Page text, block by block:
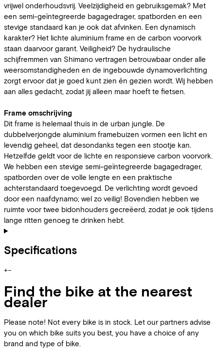
vrijwel onderhoudsvrij. Veelzijdigheid en gebruiksgemak? Met
een semi-geïntegreerde bagagedrager, spatborden en een
stevige standaard kan je ook dat afvinken. Een dynamisch
karakter? Het lichte aluminium frame en de carbon voorvork
staan daarvoor garant. Veiligheid? De hydraulische
schijfremmen van Shimano vertragen betrouwbaar onder alle
weersomstandigheden en de ingebouwde dynamoverlichting
zorgt ervoor dat je goed kunt zien én gezien wordt. Wij hebben
aan alles gedacht, zodat jij alleen maar hoeft te fietsen.
Frame omschrijving
Dit frame is helemaal thuis in de urban jungle. De
dubbelverjongde aluminium framebuizen vormen een licht en
levendig geheel, dat desondanks tegen een stootje kan.
Hetzelfde geldt voor de lichte en responsieve carbon voorvork.
We hebben een stevige semi-geïntegreerde bagagedrager,
spatborden over de volle lengte en een praktische
achterstandaard toegevoegd. De verlichting wordt gevoed
door een naafdynamo; wel zo veilig! Bovendien hebben we
ruimte voor twee bidonhouders gecreëerd, zodat je ook tijdens
lange ritten genoeg te drinken hebt.
Specifications
+−
Find the bike at the nearest
dealer
Please note! Not every bike is in stock. Let our partners advise
you on which bike suits you best, you have a choice of any
brand and type of bike.